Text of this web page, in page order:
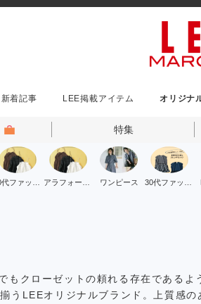
新着記事 LEE掲載アイテム オリジナ
特集
ワンピース
もクローゼットの頼れる存在であるよ
うLEEオリジナルブランド。上質感